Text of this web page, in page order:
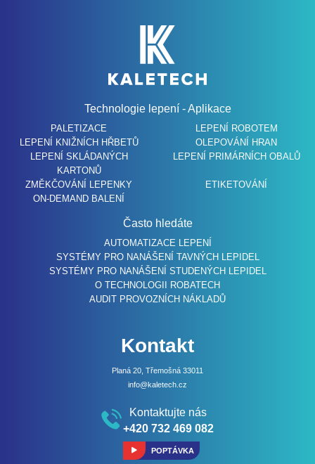
Technologie lepení - Aplikace
PALETIZACE
LEPENÍ ROBOTEM
LEPENÍ KNIŽNÍCH HŘBETŮ
OLEPOVÁNÍ HRAN
LEPENÍ SKLÁDANÝCH
KARTONŮ
LEPENÍ PRIMÁRNÍCH OBALŮ
ZMĚKČOVÁNÍ LEPENKY
ETIKETOVÁNÍ
ON-DEMAND BALENÍ
Často hledáte
AUTOMATIZACE LEPENÍ
SYSTÉMY PRO NANÁŠENÍ TAVNÝCH LEPIDEL
SYSTÉMY PRO NANÁŠENÍ STUDENÝCH LEPIDEL
O TECHNOLOGII ROBATECH
AUDIT PROVOZNÍCH NÁKLADŮ
Kontakt
Planá 20, Třemošná 33011
info@kaletech.cz
Kontaktujte nás
+420 732 469 082
POPTÁVKA